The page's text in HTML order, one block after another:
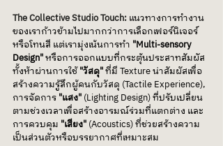
The Collective Studio Touch:แนวทางการทำงาน
ของเราก้าวข้ามไปมากกว่าการเลือกเฟอร์นิเจอร์
หรือโทนสี แต่เรามุ่งเน้นการทำ "Multi-sensory
Design" หรือการออกแบบที่กระตุ้นประสาทสัมผัส
ทั้งห้าผ่านการใช้ "วัสดุ" ที่มี Texture น่าสัมผัสเพื่อ
สร้างความรู้สึกผู้คนกับวัสดุ (Tactile Experience),
การจัดการ "แสง" (Lighting Design) ที่ปรับเปลี่ยน
ตามช่วงเวลาเพื่อสร้างอารมณ์ร่วมที่แตกต่าง และ
การควบคุม "เสียง" (Acoustics) ที่ช่วยสร้างความ
เป็นส่วนตัวหรือบรรยากาศที่เหมาะสม